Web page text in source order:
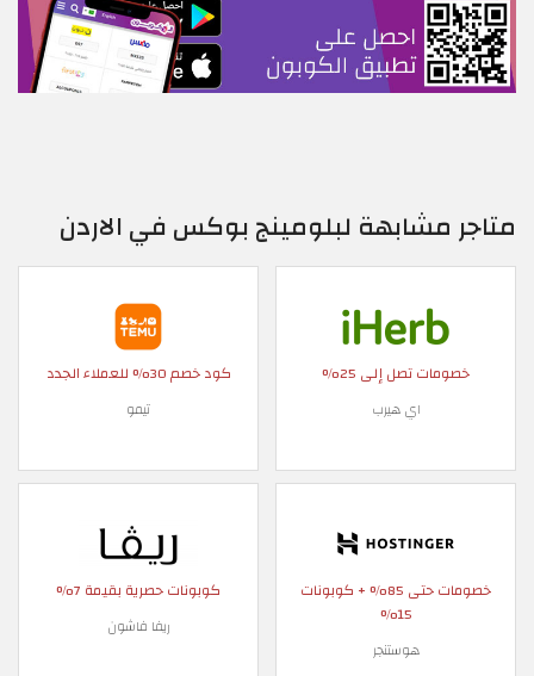
متاجر مشابهة لبلومينج بوكس في الاردن
خصومات تصل إلى 25%
اي هيرب
كود خصم 30% للعملاء الجدد
تيمو
خصومات حتى 85% + كوبونات
15%
هوستنجر
كوبونات حصرية بقيمة 7%
ريفا فاشون